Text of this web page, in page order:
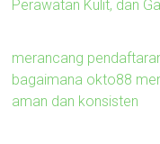
Perawatan Kulit, dan
merancang
bagaimana okto88
aman dan konsisten